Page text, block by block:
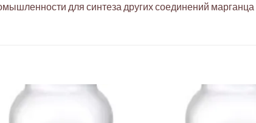
для синтеза других соединений